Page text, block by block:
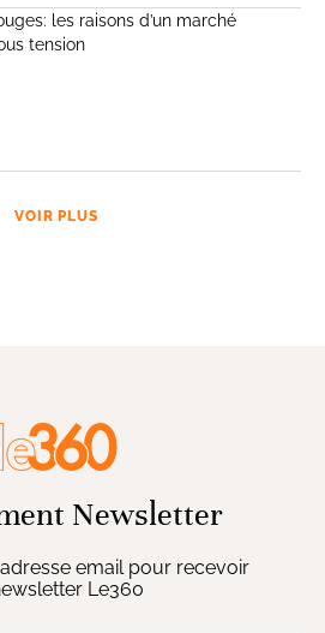
les raisons d’un marché
tension
VOIR PLUS
Newsletter
email pour recevoir
Le360